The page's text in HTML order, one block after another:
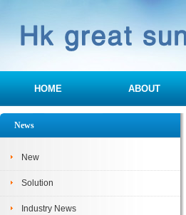
HOME ABOUT
News
New
Solution
Industry News